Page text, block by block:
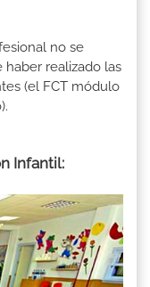
no se
realizado las
(el FCT módulo
Infantil: